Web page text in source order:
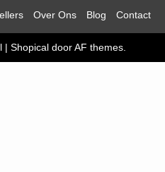
Over Ons Blog Contact
| Shopical door AF themes.